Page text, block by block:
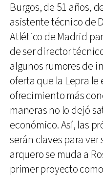
Burgos, de 51 años,
asistente técnico de
Atlético de Madrid
de ser director
algunos rumores de
oferta que la Lepra le
ofrecimiento más
maneras no lo dejó
económico. Así, las
serán claves para
arquero se muda a
primer proyecto